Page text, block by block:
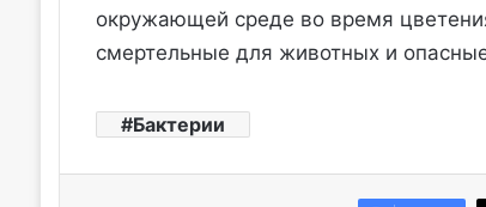
окружающей среде во время
смертельные для животных и
Бактерии